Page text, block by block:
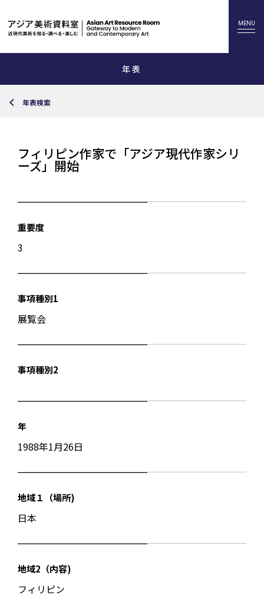
年表
年表検索
フィリピン作家で「アジア現代作家シリ
ーズ」開始
重要度
3
事項種別1
展覧会
事項種別2
年
1988年1月26日
地域１（場所)
日本
地域2（内容)
フィリピン